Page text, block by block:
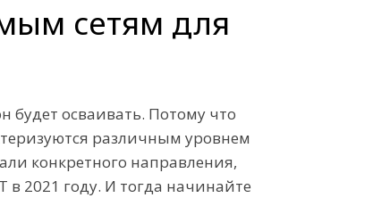
сетям для
будет осваивать. Потому что
различным уровнем
конкретного направления,
2021 году. И тогда начинайте